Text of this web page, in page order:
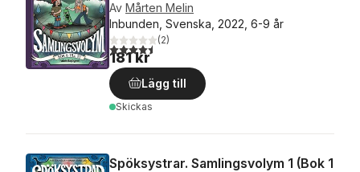
Av Mårten Melin
Inbunden, Svenska, 2022, 6-9 år
4,5utav 5 stjärnor. Totalt antal röster:
(2)
181 kr
Lägg till
Skickas
Spöksystrar. Samlingsvolym 1 (Bok 1